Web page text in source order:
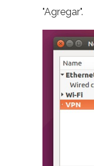
"Agregar".